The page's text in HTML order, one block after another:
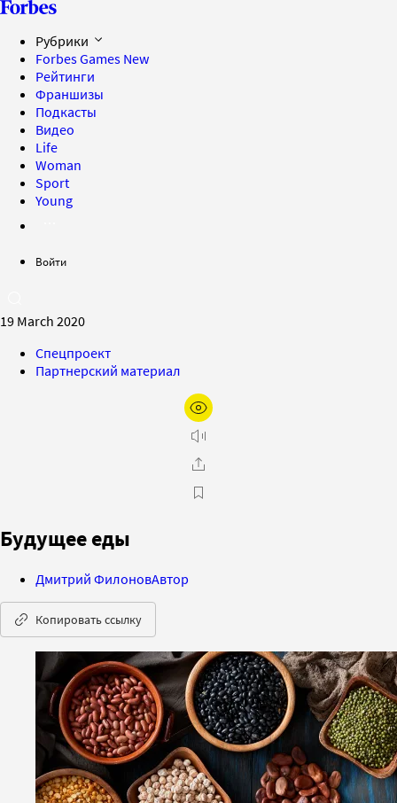
Рубрики
Forbes Games New
Рейтинги
Франшизы
Подкасты
Видео
Life
Woman
Sport
Young
Войти
19 March 2020
Спецпроект
Партнерский материал
Будущее еды
Дмитрий ФилоновАвтор
Копировать ссылку